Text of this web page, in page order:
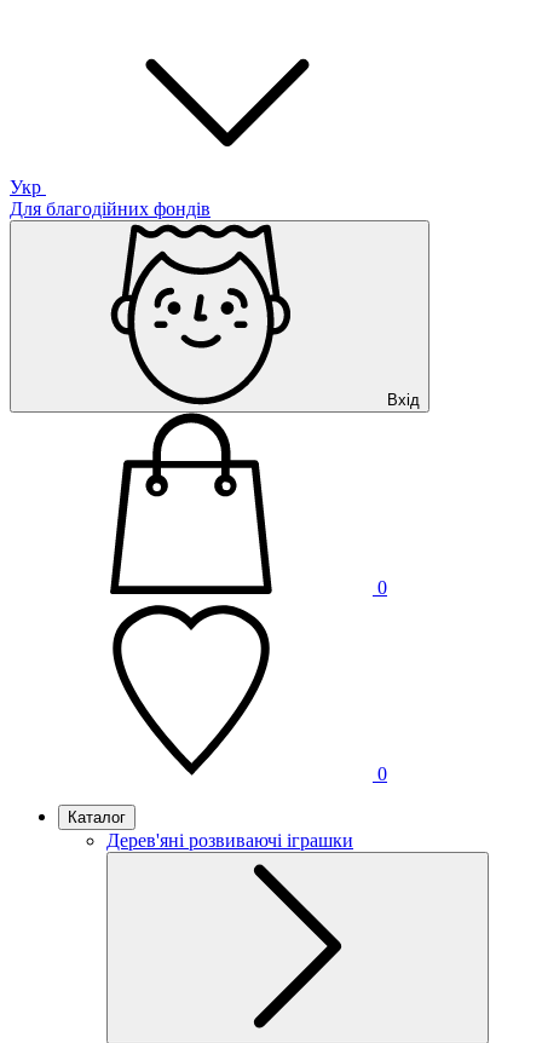
Укр
Для благодійних фондів
Вхід
0
0
Каталог
Дерев'яні розвиваючі іграшки